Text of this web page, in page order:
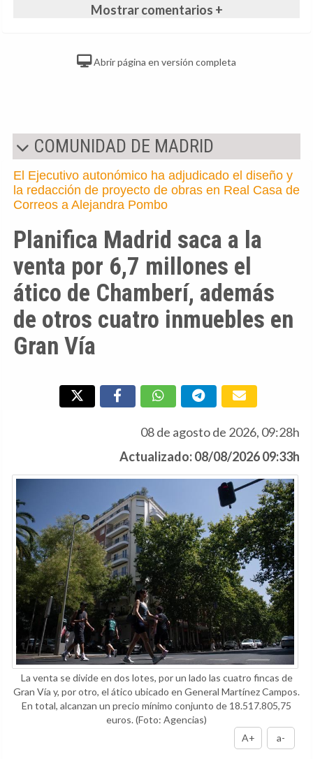
COMUNIDAD DE MADRID
El Ejecutivo autonómico ha adjudicado el diseño y
la redacción de proyecto de obras en Real Casa de
Planifica Madrid saca a la
venta por 6,7 millones el
ático de Chamberí, además
de otros cuatro inmuebles en
Gran Vía
08 de agosto de 2026, 09:28h
Actualizado: 08/08/2026 09:33h
La venta se divide en dos lotes, por un lado las cuatro fincas de
Gran Vía y, por otro, el ático ubicado en General Martínez Campos.
En total, alcanzan un precio mínimo conjunto de 18.517.805,75